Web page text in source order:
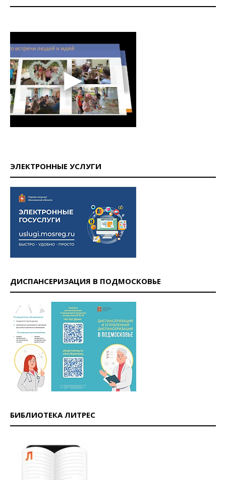
ЭЛЕКТРОННЫЕ УСЛУГИ
ДИСПАНСЕРИЗАЦИЯ В ПОДМОСКОВЬЕ
БИБЛИОТЕКА ЛИТРЕС